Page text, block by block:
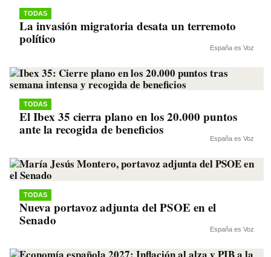
TODAS
La invasión migratoria desata un terremoto
político
España es Voz
TODAS
El Ibex 35 cierra plano en los 20.000 puntos
ante la recogida de beneficios
España es Voz
TODAS
Nueva portavoz adjunta del PSOE en el
Senado
España es Voz